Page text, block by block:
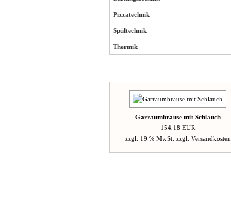
Pizzatechnik
Spültechnik
Thermik
Garraumbrause mit Schlauch
154,18 EUR
zzgl. 19 % MwSt. zzgl. Versandkosten